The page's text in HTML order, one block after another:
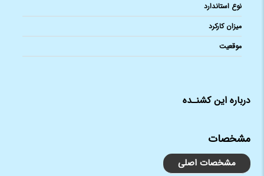
نوع استاندارد
میزان کارکرد
موقعیت
درباره این کشنـده
مشخصات
مشخصات اصلی